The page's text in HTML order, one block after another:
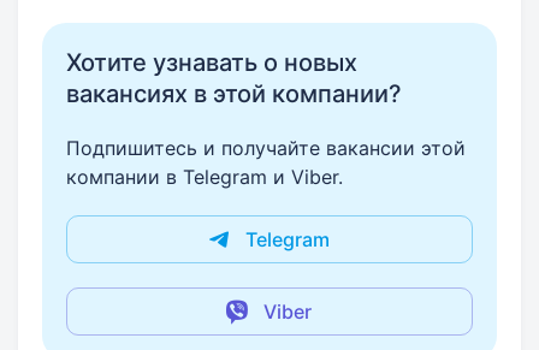
Хотите узнавать о новых
вакансиях в этой компании?
Подпишитесь и получайте вакансии этой
компании в Telegram и Viber.
Telegram
Viber